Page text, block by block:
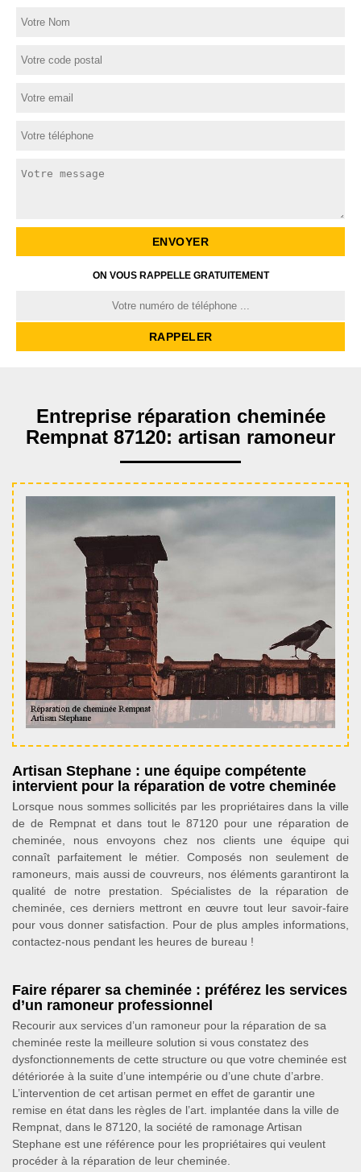
ON VOUS RAPPELLE GRATUITEMENT
Entreprise réparation cheminée
Rempnat 87120: artisan ramoneur
Artisan Stephane : une équipe compétente
intervient pour la réparation de votre cheminée
Lorsque nous sommes sollicités par les propriétaires dans la ville
de de Rempnat et dans tout le 87120 pour une réparation de
cheminée, nous envoyons chez nos clients une équipe qui
connaît parfaitement le métier. Composés non seulement de
ramoneurs, mais aussi de couvreurs, nos éléments garantiront la
qualité de notre prestation. Spécialistes de la réparation de
cheminée, ces derniers mettront en œuvre tout leur savoir-faire
pour vous donner satisfaction. Pour de plus amples informations,
contactez-nous pendant les heures de bureau !
Faire réparer sa cheminée : préférez les services
d’un ramoneur professionnel
Recourir aux services d’un ramoneur pour la réparation de sa
cheminée reste la meilleure solution si vous constatez des
dysfonctionnements de cette structure ou que votre cheminée est
détériorée à la suite d’une intempérie ou d’une chute d’arbre.
L’intervention de cet artisan permet en effet de garantir une
remise en état dans les règles de l’art. implantée dans la ville de
Rempnat, dans le 87120, la société de ramonage Artisan
Stephane est une référence pour les propriétaires qui veulent
procéder à la réparation de leur cheminée.